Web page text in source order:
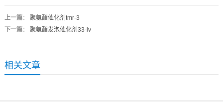
上一篇： 聚氨酯催化剂tmr-3
下一篇： 聚氨酯发泡催化剂33-lv
相关文章